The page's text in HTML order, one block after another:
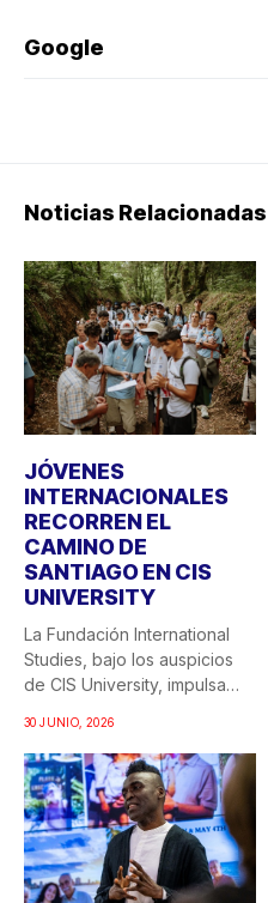
Google
Noticias Relacionadas
JÓVENES
INTERNACIONALES
RECORREN EL
CAMINO DE
SANTIAGO EN CIS
UNIVERSITY
La Fundación International
Studies, bajo los auspicios
de CIS University, impulsa
30 JUNIO, 2026